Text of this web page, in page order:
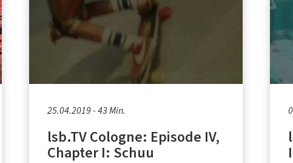
25.04.2019 - 43 Min.
lsb.TV Cologne: Episode IV,
Chapter I: Schuu